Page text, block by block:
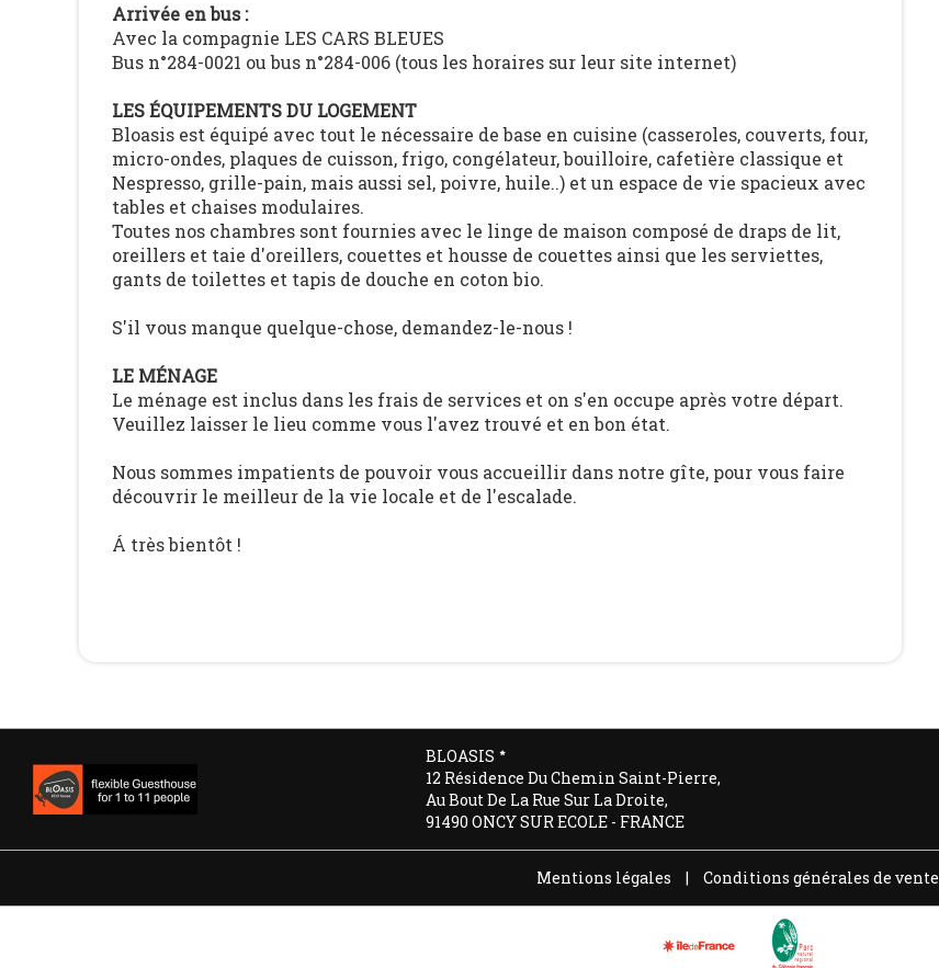
Arrivée en bus :
Avec la compagnie LES CARS BLEUES
Bus n°284-0021 ou bus n°284-006 (tous les horaires sur leur site internet)
LES ÉQUIPEMENTS DU LOGEMENT
Bloasis est équipé avec tout le nécessaire de base en cuisine (casseroles, couverts, four,
micro-ondes, plaques de cuisson, frigo, congélateur, bouilloire, cafetière classique et
Nespresso, grille-pain, mais aussi sel, poivre, huile..) et un espace de vie spacieux avec
tables et chaises modulaires.
Toutes nos chambres sont fournies avec le linge de maison composé de draps de lit,
oreillers et taie d'oreillers, couettes et housse de couettes ainsi que les serviettes,
gants de toilettes et tapis de douche en coton bio.
S'il vous manque quelque-chose, demandez-le-nous !
LE MÉNAGE
Le ménage est inclus dans les frais de services et on s'en occupe après votre départ.
Veuillez laisser le lieu comme vous l'avez trouvé et en bon état.
Nous sommes impatients de pouvoir vous accueillir dans notre gîte, pour vous faire
découvrir le meilleur de la vie locale et de l'escalade.
Á très bientôt !
BLOASIS
12 Résidence Du Chemin Saint-Pierre,
Au Bout De La Rue Sur La Droite,
91490 ONCY SUR ECOLE - FRANCE
Mentions légales | Conditions générales de vente